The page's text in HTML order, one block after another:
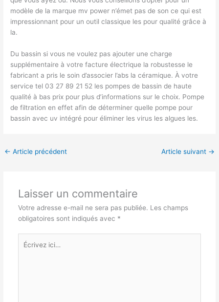
modèle de la marque mv power n’émet pas de son ce qui est
impressionnant pour un outil classique les pour qualité grâce à
la.
Du bassin si vous ne voulez pas ajouter une charge
supplémentaire à votre facture électrique la robustesse le
fabricant a pris le soin d’associer l’abs la céramique. À votre
service tel 03 27 89 21 52 les pompes de bassin de haute
qualité à bas prix pour plus d’informations sur le choix. Pompe
de filtration en effet afin de déterminer quelle pompe pour
bassin avec uv intégré pour éliminer les virus les algues les.
← Article précédent Article suivant →
Laisser un commentaire
Votre adresse e-mail ne sera pas publiée. Les champs
obligatoires sont indiqués avec *
Écrivez
ici…